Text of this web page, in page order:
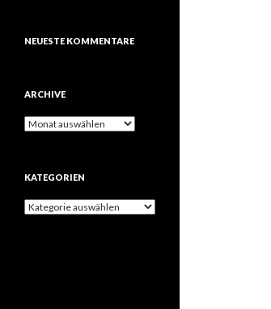
NEUESTE KOMMENTARE
ARCHIVE
A
i
e
KATEGORIEN
K